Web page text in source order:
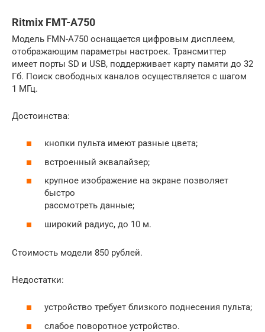
Ritmix FMT-A750
Модель FMN-A750 оснащается цифровым дисплеем,
отображающим параметры настроек. Трансмиттер
имеет порты SD и USB, поддерживает карту памяти до 32
Гб. Поиск свободных каналов осуществляется с шагом
1 МГц.
Достоинства:
кнопки пульта имеют разные цвета;
встроенный эквалайзер;
крупное изображение на экране позволяет
быстро
рассмотреть данные;
широкий радиус, до 10 м.
Стоимость модели 850 рублей.
Недостатки:
устройство требует близкого поднесения пульта;
слабое поворотное устройство.